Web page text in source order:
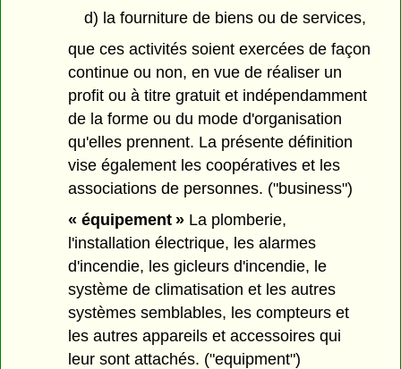
d) la fourniture de biens ou de services,
que ces activités soient exercées de façon
continue ou non, en vue de réaliser un
profit ou à titre gratuit et indépendamment
de la forme ou du mode d'organisation
qu'elles prennent. La présente définition
vise également les coopératives et les
associations de personnes. ("business")
« équipement » La plomberie,
l'installation électrique, les alarmes
d'incendie, les gicleurs d'incendie, le
système de climatisation et les autres
systèmes semblables, les compteurs et
les autres appareils et accessoires qui
leur sont attachés. ("equipment")